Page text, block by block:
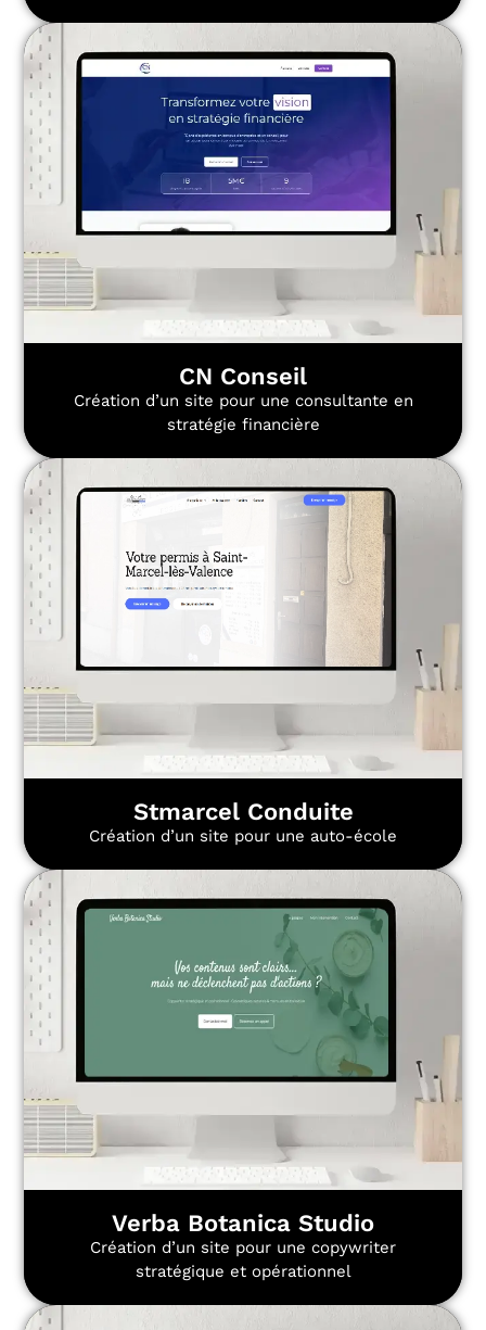
CN Conseil
Création d’un site pour une consultante en
stratégie financière
Stmarcel Conduite
Création d’un site pour une auto-école
Verba Botanica Studio
Création d’un site pour une copywriter
stratégique et opérationnel